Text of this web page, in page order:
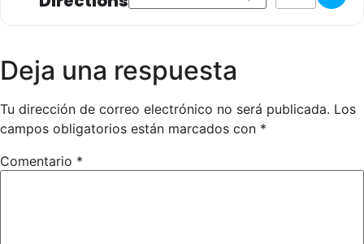
tecnificaciones dentro de este plan más 2 tecnificaciones
Anexo-II-permiso-participacion-tutores
Formulario-de-inscripcion-PNTD—Examen-de-Grados
Deja una respuesta
Tu dirección de correo electrónico no será publicada. Los
campos obligatorios están marcados con *
Comentario *